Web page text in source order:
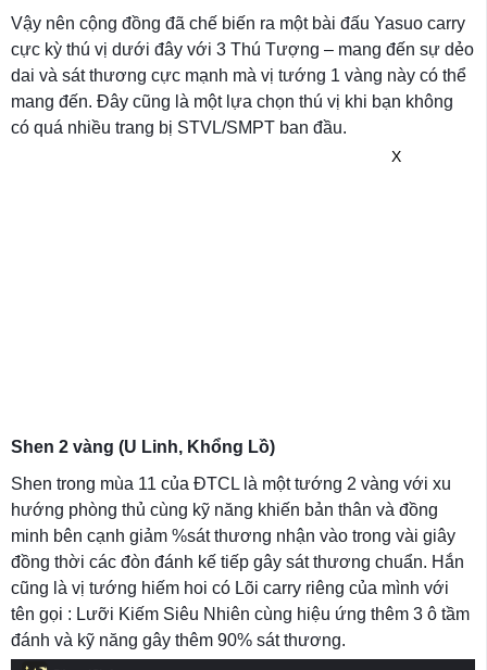
Vậy nên cộng đồng đã chế biến ra một bài đấu Yasuo carry
cực kỳ thú vị dưới đây với 3 Thú Tượng – mang đến sự dẻo
dai và sát thương cực mạnh mà vị tướng 1 vàng này có thể
mang đến. Đây cũng là một lựa chọn thú vị khi bạn không
có quá nhiều trang bị STVL/SMPT ban đầu.
X
Shen 2 vàng (U Linh, Khổng Lồ)
Shen trong mùa 11 của ĐTCL là một tướng 2 vàng với xu
hướng phòng thủ cùng kỹ năng khiến bản thân và đồng
minh bên cạnh giảm %sát thương nhận vào trong vài giây
đồng thời các đòn đánh kế tiếp gây sát thương chuẩn. Hắn
cũng là vị tướng hiếm hoi có Lõi carry riêng của mình với
tên gọi : Lưỡi Kiếm Siêu Nhiên cùng hiệu ứng thêm 3 ô tầm
đánh và kỹ năng gây thêm 90% sát thương.